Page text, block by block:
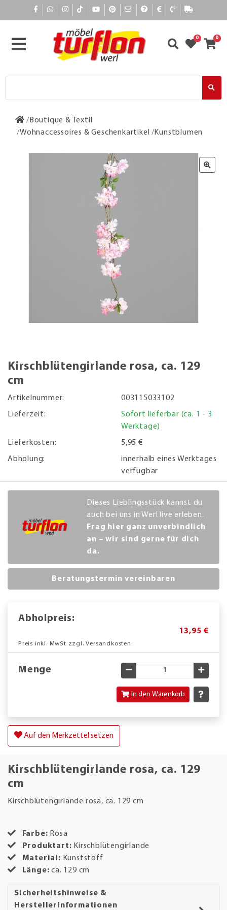
0 0
Boutique & Textil
Wohnaccessoires & Geschenkartikel
Kunstblumen
Kirschblütengirlande rosa, ca. 129
cm
Artikelnummer:
003115033102
Lieferzeit:
Sofort lieferbar (ca. 1 - 3
Werktage)
Lieferkosten:
5,95 €
Abholung:
innerhalb eines Werktages
verfügbar
Dieses Lieblingsstück kannst du
auch bei uns in Werl live erleben.
Frag hier ganz unverbindlich
an – wir sind gerne für dich
da.
Beratungstermin vereinbaren
Abholpreis:
13,95 €
Preis inkl. MwSt zzgl. Versandkosten
Menge Gewünschte Menge
In den Warenkorb
Auf den Merkzettel setzen
Kirschblütengirlande rosa, ca. 129
cm
Kirschblütengirlande rosa, ca. 129 cm
Farbe: Rosa
Produktart: Kirschblütengirlande
Material: Kunststoff
Länge:ca. 129 cm
Sicherheitshinweise &
Herstellerinformationen